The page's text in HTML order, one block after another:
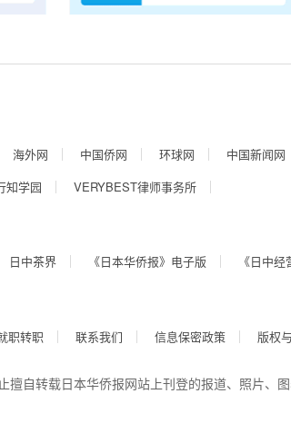
海外网 中国侨网 环球网 中国新闻网
知学园 VERYBEST律师事务所
日中茶界 《日本华侨报》电子版 《日中
职转职 联系我们 信息保密政策 版权
擅自转载日本华侨报网站上刊登的报道、照片、